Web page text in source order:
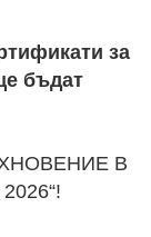
за
бъдат
В